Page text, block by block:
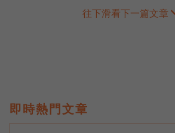
往下滑看下一篇文章
即時熱門文章